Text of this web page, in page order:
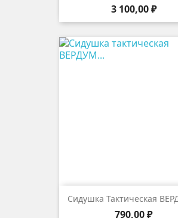
Цена
3 100,00 ₽
Сидушка Тактическая
Цена
790,00 ₽